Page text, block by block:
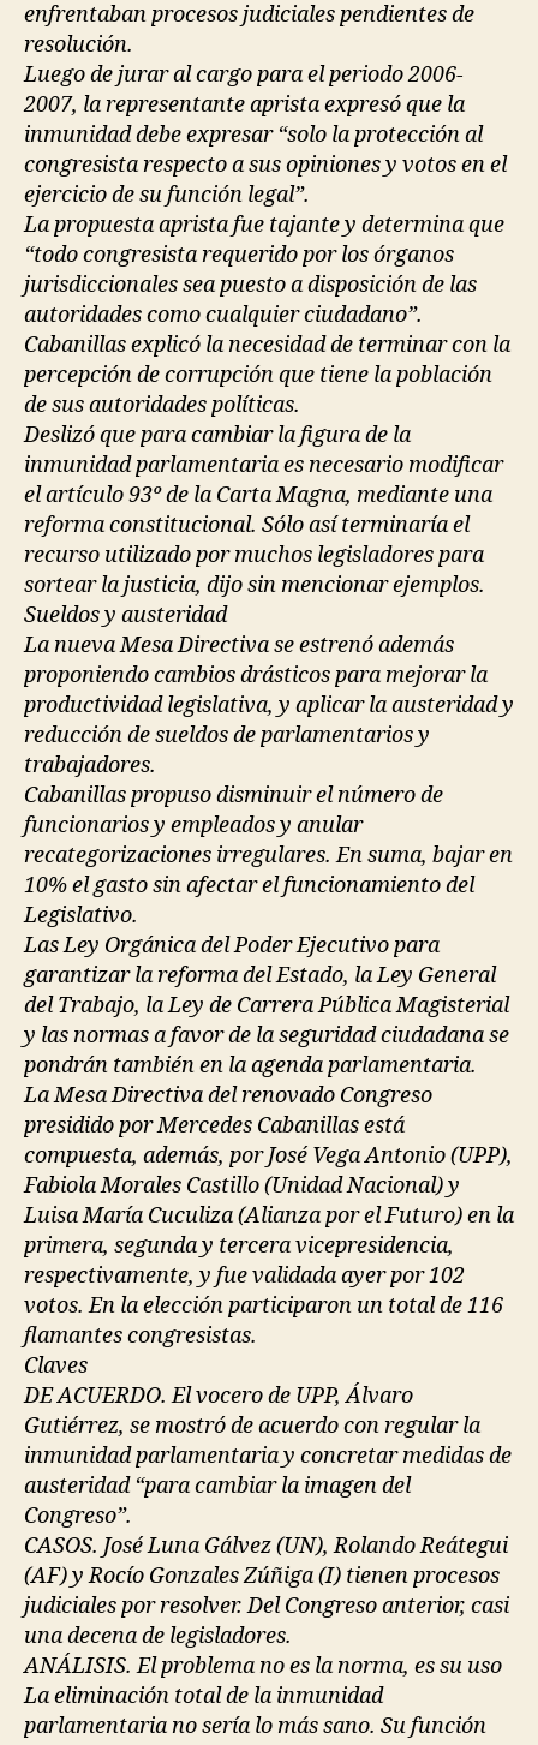
enfrentaban procesos judiciales pendientes de
resolución.
Luego de jurar al cargo para el periodo 2006-
2007, la representante aprista expresó que la
inmunidad debe expresar “solo la protección al
congresista respecto a sus opiniones y votos en el
ejercicio de su función legal”.
La propuesta aprista fue tajante y determina que
“todo congresista requerido por los órganos
jurisdiccionales sea puesto a disposición de las
autoridades como cualquier ciudadano”.
Cabanillas explicó la necesidad de terminar con la
percepción de corrupción que tiene la población
de sus autoridades políticas.
Deslizó que para cambiar la figura de la
inmunidad parlamentaria es necesario modificar
el artículo 93º de la Carta Magna, mediante una
reforma constitucional. Sólo así terminaría el
recurso utilizado por muchos legisladores para
sortear la justicia, dijo sin mencionar ejemplos.
Sueldos y austeridad
La nueva Mesa Directiva se estrenó además
proponiendo cambios drásticos para mejorar la
productividad legislativa, y aplicar la austeridad y
reducción de sueldos de parlamentarios y
trabajadores.
Cabanillas propuso disminuir el número de
funcionarios y empleados y anular
recategorizaciones irregulares. En suma, bajar en
10% el gasto sin afectar el funcionamiento del
Legislativo.
Las Ley Orgánica del Poder Ejecutivo para
garantizar la reforma del Estado, la Ley General
del Trabajo, la Ley de Carrera Pública Magisterial
y las normas a favor de la seguridad ciudadana se
pondrán también en la agenda parlamentaria.
La Mesa Directiva del renovado Congreso
presidido por Mercedes Cabanillas está
compuesta, además, por José Vega Antonio (UPP),
Fabiola Morales Castillo (Unidad Nacional) y
Luisa María Cuculiza (Alianza por el Futuro) en la
primera, segunda y tercera vicepresidencia,
respectivamente, y fue validada ayer por 102
votos. En la elección participaron un total de 116
flamantes congresistas.
Claves
DE ACUERDO. El vocero de UPP, Álvaro
Gutiérrez, se mostró de acuerdo con regular la
inmunidad parlamentaria y concretar medidas de
austeridad “para cambiar la imagen del
Congreso”.
CASOS. José Luna Gálvez (UN), Rolando Reátegui
(AF) y Rocío Gonzales Zúñiga (I) tienen procesos
judiciales por resolver. Del Congreso anterior, casi
una decena de legisladores.
ANÁLISIS. El problema no es la norma, es su uso
La eliminación total de la inmunidad
parlamentaria no sería lo más sano. Su función